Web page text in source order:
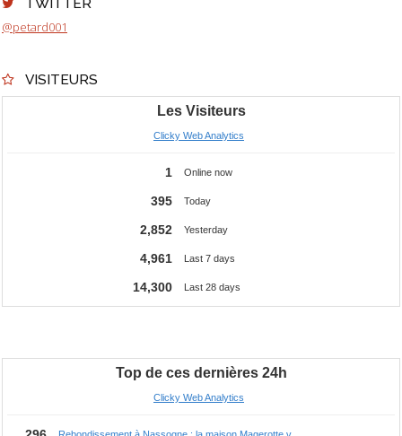
@petard001
VISITEURS